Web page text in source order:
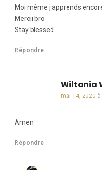
Moi même j’apprends
Mercii bro
Stay blessed
Répondre
Wiltania
mai 14, 2020 à
Amen
Répondre